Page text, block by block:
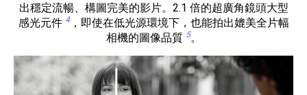
出穩定流暢、構圖完美的影片。2.1 倍的超廣角鏡頭大型
感光元件 4，即使在低光源環境下，也能拍出媲美全片幅
相機的圖像品質 5。